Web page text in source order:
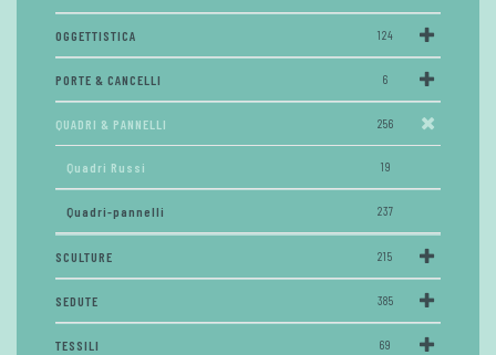
OGGETTISTICA 124
PORTE & CANCELLI 6
QUADRI & PANNELLI 256
Quadri Russi 19
Quadri-pannelli 237
SCULTURE 215
SEDUTE 385
TESSILI 69